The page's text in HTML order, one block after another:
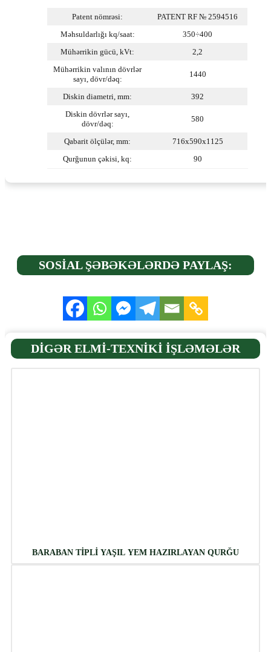
Patent nömrəsi:
PATENT RF № 2594516
Məhsuldarlığı kq/saat:
350÷400
Mühərrikin gücü, kVt:
2,2
Mühərrikin valının dövrlər
sayı, dövr/dəq:
1440
Diskin diametri, mm:
392
Diskin dövrlər sayı,
dövr/dəq:
580
Qabarit ölçülər, mm:
716x590x1125
Qurğunun çəkisi, kq:
90
SOSİAL ŞƏBƏKƏLƏRDƏ PAYLAŞ:
DİGƏR ELMİ-TEXNİKİ İŞLƏMƏLƏR
BARABAN TİPLİ YAŞIL YEM HAZIRLAYAN QURĞU